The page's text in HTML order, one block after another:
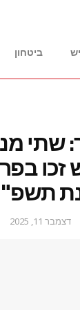
ביטחון
שתי
זכו
דצמבר 11, 2025